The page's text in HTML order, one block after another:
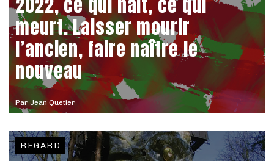
ParJean Quetier
meurt. Laisser mourir
l’ancien, faire naître le
nouveau
REGARD